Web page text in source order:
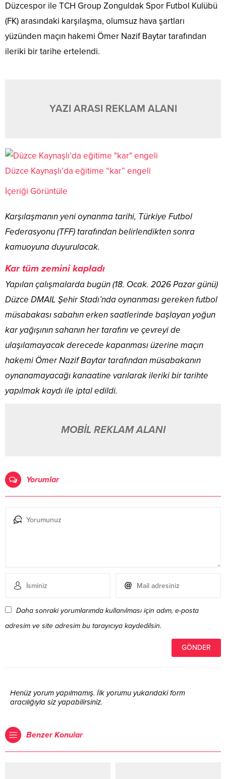
Düzcespor ile TCH Group Zonguldak Spor Futbol Kulübü
(FK) arasındaki karşılaşma, olumsuz hava şartları
yüzünden maçın hakemi Ömer Nazif Baytar tarafından
ileriki bir tarihe ertelendi.
YAZI ARASI REKLAM ALANI
Düzce Kaynaşlı’da eğitime “kar” engeli
İçeriği Görüntüle
Karşılaşmanın yeni oynanma tarihi, Türkiye Futbol
Federasyonu (TFF) tarafından belirlendikten sonra
kamuoyuna duyurulacak.
Kar tüm zemini kapladı
Yapılan çalışmalarda bugün (18. Ocak. 2026 Pazar günü)
Düzce DMAIL Şehir Stadı’nda oynanması gereken futbol
müsabakası sabahın erken saatlerinde başlayan yoğun
kar yağışının sahanın her tarafını ve çevreyi de
ulaşılamayacak derecede kapanması üzerine maçın
hakemi Ömer Nazif Baytar tarafından müsabakanın
oynanamayacağı kanaatine varılarak ileriki bir tarihte
yapılmak kaydı ile iptal edildi.
MOBİL REKLAM ALANI
Yorumlar
Daha sonraki yorumlarımda kullanılması için adım, e-posta
adresim ve site adresim bu tarayıcıya kaydedilsin.
Henüz yorum yapılmamış. İlk yorumu yukarıdaki form
aracılığıyla siz yapabilirsiniz.
Benzer Konular